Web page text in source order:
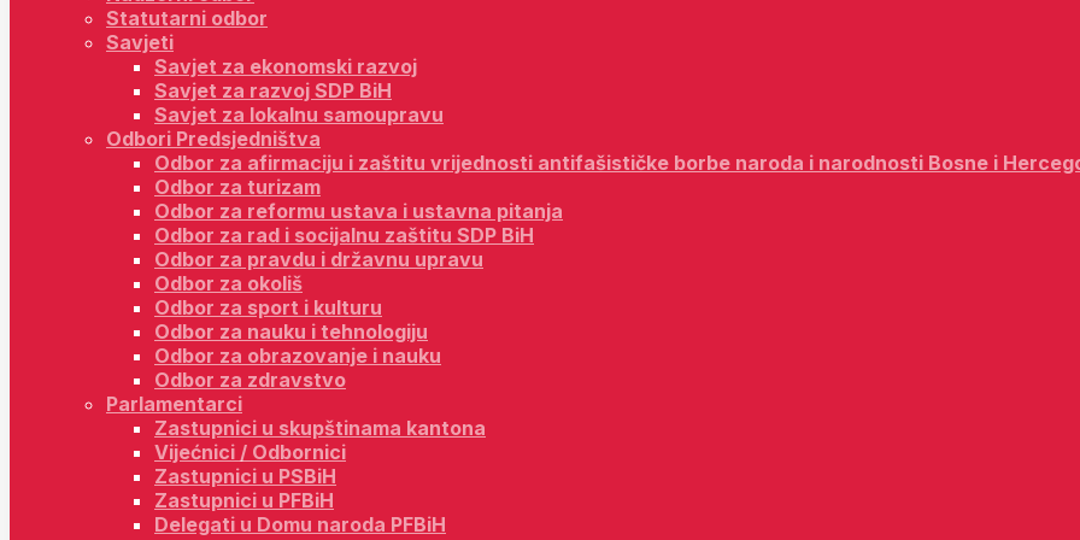
Statutarni odbor
Savjeti
Savjet za ekonomski razvoj
Savjet za razvoj SDP BiH
Savjet za lokalnu samoupravu
Odbori Predsjedništva
Odbor za afirmaciju i zaštitu vrijednosti antifašističke borbe naroda i narodnosti Bosne i
Odbor za turizam
Odbor za reformu ustava i ustavna pitanja
Odbor za rad i socijalnu zaštitu SDP BiH
Odbor za pravdu i državnu upravu
Odbor za okoliš
Odbor za sport i kulturu
Odbor za nauku i tehnologiju
Odbor za obrazovanje i nauku
Odbor za zdravstvo
Parlamentarci
Zastupnici u skupštinama kantona
Vijećnici / Odbornici
Zastupnici u PSBiH
Zastupnici u PFBiH
Delegati u Domu naroda PFBiH